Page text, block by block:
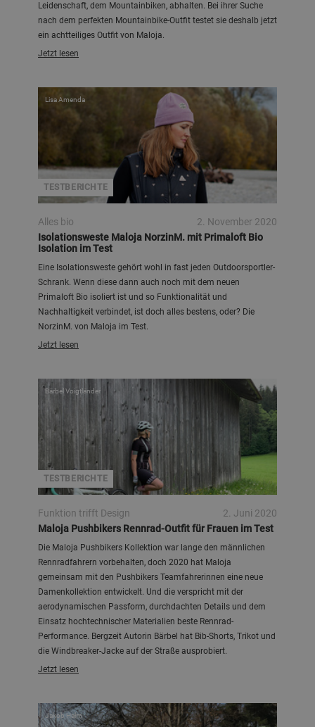
Leidenschaft, dem Mountainbiken, abhalten. Bei ihrer Suche
nach dem perfekten Mountainbike-Outfit testet sie deshalb jetzt
ein achtteiliges Outfit von Maloja.
Jetzt lesen
TESTBERICHTE
Lisa Amenda
Alles bio
2. November 2020
Isolationsweste Maloja NorzinM. mit Primaloft Bio
Isolation im Test
Eine Isolationsweste gehört wohl in fast jeden Outdoorsportler-
Schrank. Wenn diese dann auch noch mit dem neuen
Primaloft Bio isoliert ist und so Funktionalität und
Nachhaltigkeit verbindet, ist doch alles bestens, oder? Die
NorzinM. von Maloja im Test.
Jetzt lesen
TESTBERICHTE
Bärbel Voigtländer
Funktion trifft Design
2. Juni 2020
Maloja Pushbikers Rennrad-Outfit für Frauen im Test
Die Maloja Pushbikers Kollektion war lange den männlichen
Rennradfahrern vorbehalten, doch 2020 hat Maloja
gemeinsam mit den Pushbikers Teamfahrerinnen eine neue
Damenkollektion entwickelt. Und die verspricht mit der
aerodynamischen Passform, durchdachten Details und dem
Einsatz hochtechnischer Materialien beste Rennrad-
Performance. Bergzeit Autorin Bärbel hat Bib-Shorts, Trikot und
die Windbreaker-Jacke auf der Straße ausprobiert.
Jetzt lesen
Jakob Halm